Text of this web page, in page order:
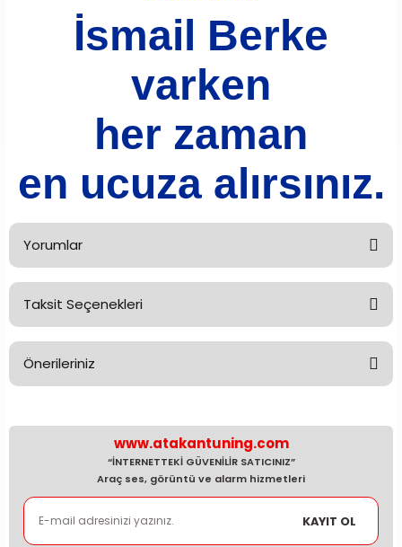
İsmail Berke
varken
her zaman
en ucuza alırsınız.
Yorumlar
Bu ürüne ilk yorumu siz yapın!
Taksit Seçenekleri
Önerileriniz
kullanarak tarafımıza iletebilirsiniz.
Görüş ve önerileriniz için teşekkür ederiz.
Ürün resmi kalitesiz, bozuk veya görüntülenemiyor.
Ürün açıklamasında eksik bilgiler bulunuyor.
www.atakantuning.com
“İNTERNETTEKİ GÜVENİLİR SATICINIZ”
Araç ses, görüntü ve alarm hizmetleri
KAYIT OL